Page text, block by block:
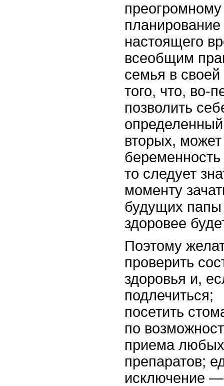
настоящего
всеобщим
семья в
того, что, во-
позволить
вторых, может
то следует
моменту
будущих
здоровее
Поэтому
проверить
здоровья и,
подлечиться;
посетить
по
приема
препаратов;
исключение